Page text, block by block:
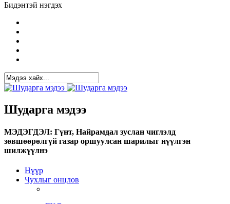
Бидэнтэй нэгдэх
Шударга мэдээ
МЭДЭГДЭЛ: Гүнт, Найрамдал зуслан чиглэлд
зөвшөөрөлгүй газар оршуулсан шарилыг нүүлгэн
шилжүүлнэ
Нүүр
Чухлыг онцлов